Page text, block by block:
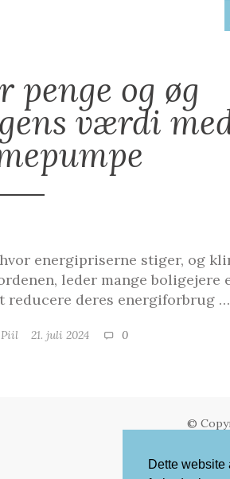
penge og øg
værdi
energipriserne stiger, og
leder mange boligejere
reducere deres energiforbrug …
21. juli 2024 0
©
Dette website